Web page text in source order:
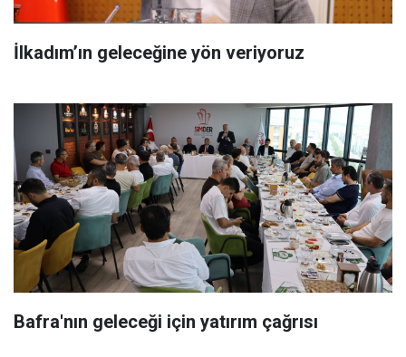
İlkadım’ın geleceğine yön veriyoruz
Bafra'nın geleceği için yatırım çağrısı